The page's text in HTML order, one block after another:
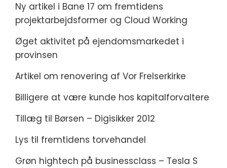
Ny artikel i Bane 17 om fremtidens
projektarbejdsformer og Cloud Working
Øget aktivitet på ejendomsmarkedet i
provinsen
Artikel om renovering af Vor Frelserkirke
Billigere at være kunde hos kapitalforvaltere
Tillæg til Børsen – Digisikker 2012
Lys til fremtidens torvehandel
Grøn hightech på businessclass – Tesla S